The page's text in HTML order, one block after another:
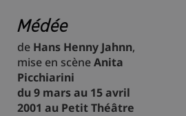
Médée
de Hans Henny Jahnn,
mise en scèneAnita
Picchiarini
du 9 mars au 15 avril
2001 au Petit Théâtre